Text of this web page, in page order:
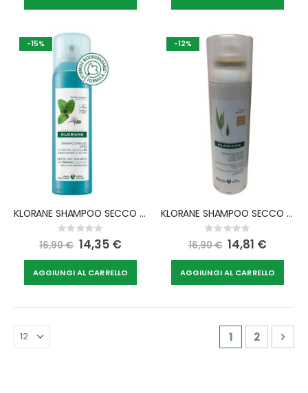
-15%
KLORANE SHAMPOO SECCO MENTA 150 ML
Rating:
0%
16,90 € Special
Price
14,35 €
AGGIUNGI AL CARRELLO
-12%
KLORANE SHAMPOO SECCO AVENA NATURALE 150 ML L18
Rating:
0%
16,90 € Special
Price
14,81 €
AGGIUNGI AL CARRELLO
Pagina
Attualmente
1 Pagina
2